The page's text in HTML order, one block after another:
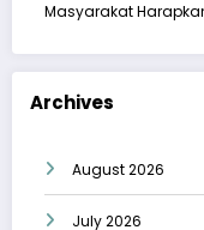
Masyarakat
Archives
August 2026
July 2026